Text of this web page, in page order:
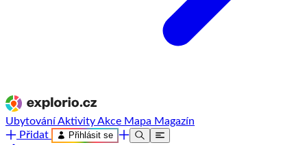
UbytováníAktivityAkce Mapa Magazín
Přidat
Přihlásit se